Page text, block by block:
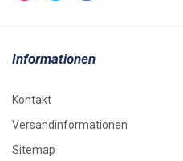
Informationen
Kontakt
Versandinformationen
Sitemap